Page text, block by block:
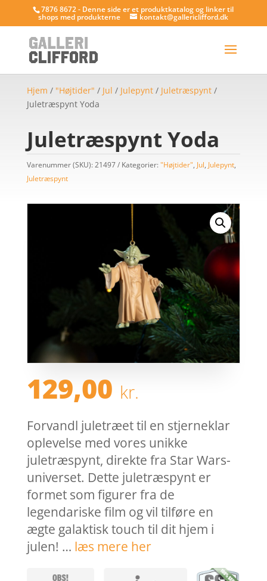
7876 8672 - Denne side er et produktkatalog og linker til
shops med produkterne kontakt@gallericlifford.dk
Hjem / "Højtider" / Jul / Julepynt/ Juletræspynt/
Juletræspynt Yoda
Juletræspynt Yoda
Varenummer (SKU): 21497 Kategorier: "Højtider", Jul, Julepynt,
Juletræspynt
129,00 kr.
Forvandl juletræet til en stjerneklar
oplevelse med vores unikke
juletræspynt, direkte fra Star Wars-
universet. Dette juletræspynt er
formet som figurer fra de
legendariske film og vil tilføre en
ægte galaktisk touch til dit hjem i
julen! … læs mere her